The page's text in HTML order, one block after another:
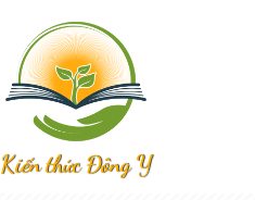
Kiến thức Đông Y